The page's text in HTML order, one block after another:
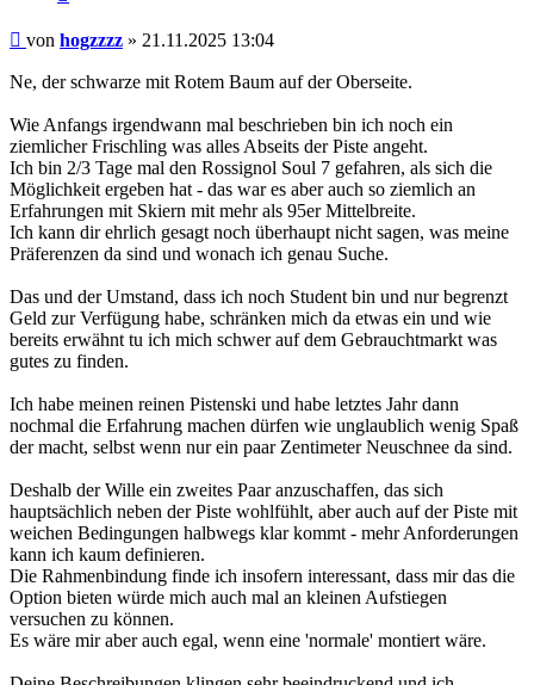
Beitrag
von hogzzzz » 21.11.2025 13:04
Ne, der schwarze mit Rotem Baum auf der Oberseite.
Wie Anfangs irgendwann mal beschrieben bin ich noch ein
ziemlicher Frischling was alles Abseits der Piste angeht.
Ich bin 2/3 Tage mal den Rossignol Soul 7 gefahren, als sich die
Möglichkeit ergeben hat - das war es aber auch so ziemlich an
Erfahrungen mit Skiern mit mehr als 95er Mittelbreite.
Ich kann dir ehrlich gesagt noch überhaupt nicht sagen, was meine
Präferenzen da sind und wonach ich genau Suche.
Das und der Umstand, dass ich noch Student bin und nur begrenzt
Geld zur Verfügung habe, schränken mich da etwas ein und wie
bereits erwähnt tu ich mich schwer auf dem Gebrauchtmarkt was
gutes zu finden.
Ich habe meinen reinen Pistenski und habe letztes Jahr dann
nochmal die Erfahrung machen dürfen wie unglaublich wenig Spaß
der macht, selbst wenn nur ein paar Zentimeter Neuschnee da sind.
Deshalb der Wille ein zweites Paar anzuschaffen, das sich
hauptsächlich neben der Piste wohlfühlt, aber auch auf der Piste mit
weichen Bedingungen halbwegs klar kommt - mehr Anforderungen
kann ich kaum definieren.
Die Rahmenbindung finde ich insofern interessant, dass mir das die
Option bieten würde mich auch mal an kleinen Aufstiegen
versuchen zu können.
Es wäre mir aber auch egal, wenn eine 'normale' montiert wäre.